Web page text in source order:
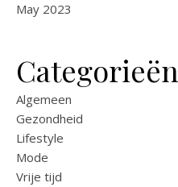
May 2023
Categorieën
Algemeen
Gezondheid
Lifestyle
Mode
Vrije tijd